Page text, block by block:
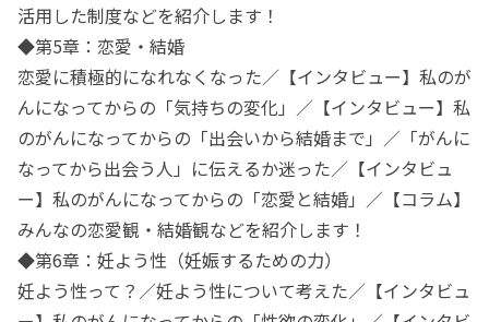
活用した制度などを紹介します！
◆第5章：恋愛・結婚
恋愛に積極的になれなくなった／【インタビュー】私のが
んになってからの「気持ちの変化」／【インタビュー】私
のがんになってからの「出会いから結婚まで」／「がんに
なってから出会う人」に伝えるか迷った／【インタビュ
ー】私のがんになってからの「恋愛と結婚」／【コラム】
みんなの恋愛観・結婚観などを紹介します！
◆第6章：妊よう性（妊娠するための力）
妊よう性って？／妊よう性について考えた／【インタビュ